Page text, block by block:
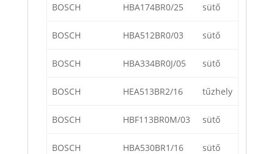
BOSCH HBA174BR0/25 sütő
BOSCH HBA512BR0/03 sütő
BOSCH HBA334BR0J/05 sütő
BOSCH HEA513BR2/16 tűzhely
BOSCH HBF113BR0M/03 sütő
BOSCH HBA530BR1/16 sütő